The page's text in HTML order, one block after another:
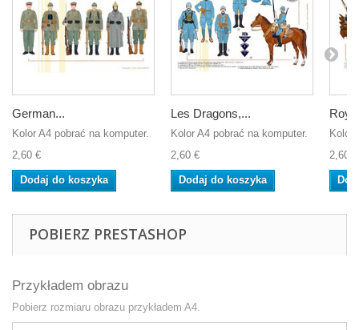
German...
Kolor A4 pobrać na komputer.
2,60 €
Dodaj do koszyka
Les Dragons,...
Kolor A4 pobrać na komputer.
2,60 €
Dodaj do koszyka
Kolor
2,60 €
POBIERZ PRESTASHOP
Przykładem obrazu
Pobierz rozmiaru obrazu przykładem A4.